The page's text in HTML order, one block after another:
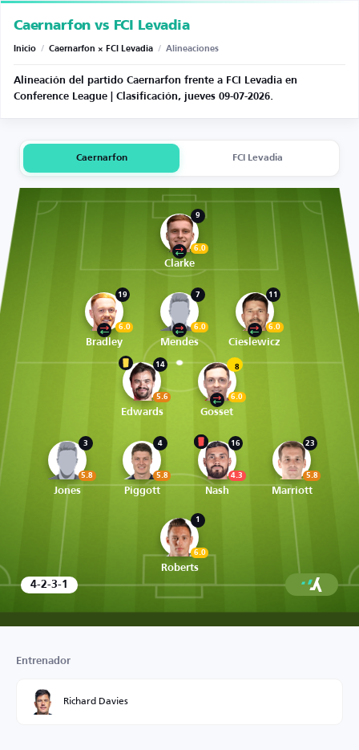
Caernarfon vs FCI Levadia
Inicio / Caernarfon × FCI Levadia / Alineaciones
Alineación del partido Caernarfon frente a FCI Levadia en
Conference League | Clasificación, jueves 09-07-2026.
Caernarfon FCI Levadia
9
6.0
Clarke
19
6.0
Bradley
7
6.0
Mendes
11
6.0
Cieslewicz
14
5.6
Edwards
8
6.0
Gosset
3
5.8
Jones
4
5.8
Piggott
16
4.3
Nash
23
5.8
Marriott
1
6.0
Roberts
4-2-3-1
Entrenador
Richard Davies